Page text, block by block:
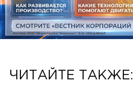
ЧИТАЙТЕ ТАКЖЕ: